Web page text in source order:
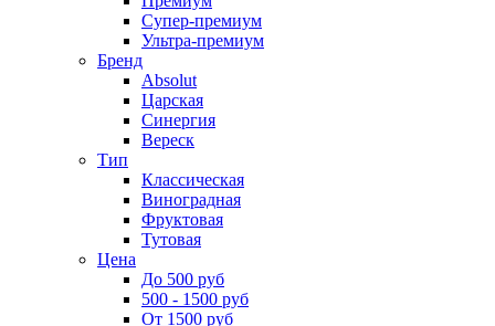
Супер-премиум
Ультра-премиум
Бренд
Absolut
Царская
Синергия
Вереск
Тип
Классическая
Виноградная
Фруктовая
Тутовая
Цена
До 500 руб
500 - 1500 руб
От 1500 руб